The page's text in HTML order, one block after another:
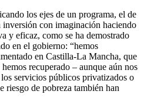
los ejes de un programa, el de
con imaginación haciendo
y eficaz, como se ha demostrado
en el gobierno: “hemos
en Castilla-La Mancha, que
recuperado – aunque aún nos
servicios públicos privatizados o
riesgo de pobreza también han